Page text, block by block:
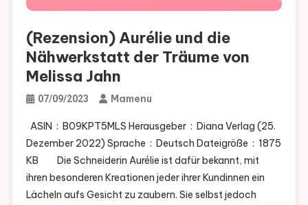
(Rezension) Aurélie und die
Nähwerkstatt der Träume von
Melissa Jahn
07/09/2023 Mamenu
ASIN ‏ : ‎ B09KPT5MLS Herausgeber ‏ : ‎ Diana Verlag (25.
Dezember 2022) Sprache ‏ : ‎ Deutsch Dateigröße ‏ : ‎ 1875
KB Die Schneiderin Aurélie ist dafür bekannt, mit
ihren besonderen Kreationen jeder ihrer Kundinnen ein
Lächeln aufs Gesicht zu zaubern. Sie selbst jedoch